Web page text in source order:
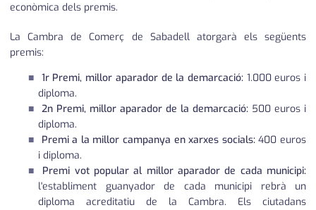
econòmica dels premis.
La Cambra de Comerç de Sabadell atorgarà els següents
premis:
1r Premi, millor aparador de la demarcació:1.000 euros i
diploma.
2n Premi, millor aparador de la demarcació: 500 euros i
diploma.
Premi a la millor campanya en xarxes socials:400 euros
i diploma.
Premi vot popular al millor aparador de cada municipi:
l'establiment guanyador de cada municipi rebrà un
diploma acreditatiu de la Cambra. Els ciutadans